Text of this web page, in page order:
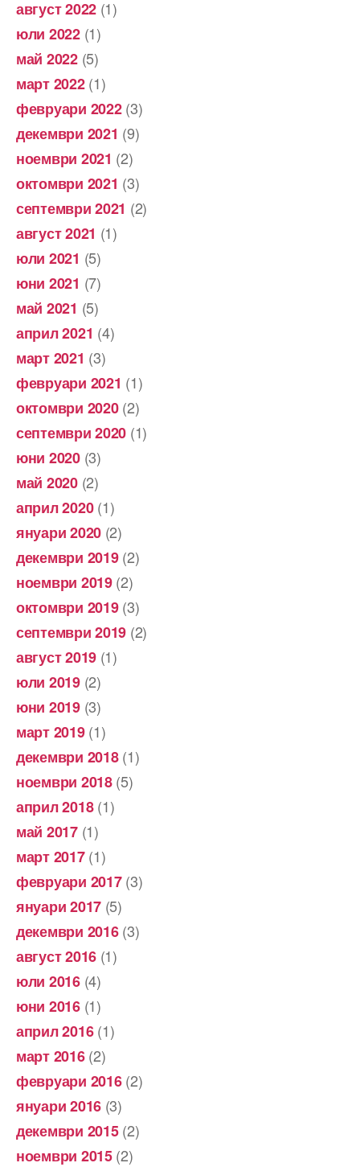
август 2022 (1)
юли 2022(1)
май 2022(5)
март 2022(1)
февруари 2022(3)
декември 2021 (9)
ноември 2021 (2)
октомври 2021 (3)
септември 2021 (2)
август 2021 (1)
юли 2021 (5)
юни 2021 (7)
май 2021 (5)
април 2021 (4)
март 2021 (3)
февруари 2021 (1)
октомври 2020(2)
септември 2020 (1)
юни 2020(3)
май 2020(2)
април 2020(1)
януари 2020 (2)
декември 2019(2)
ноември 2019(2)
октомври 2019(3)
септември 2019 (2)
август 2019 (1)
юли 2019(2)
юни 2019(3)
март 2019(1)
декември 2018(1)
ноември 2018(5)
април 2018(1)
май 2017(1)
март 2017(1)
февруари 2017(3)
януари 2017 (5)
декември 2016(3)
август 2016 (1)
юли 2016(4)
юни 2016(1)
април 2016(1)
март 2016(2)
февруари 2016(2)
януари 2016 (3)
декември 2015(2)
ноември 2015(2)